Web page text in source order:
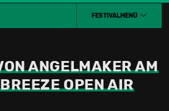
FESTIVALMENÜ
ANGELMAKER AM
OPEN AIR